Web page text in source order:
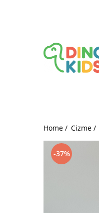
Politica de Retur
Home / Cizme /
-37%